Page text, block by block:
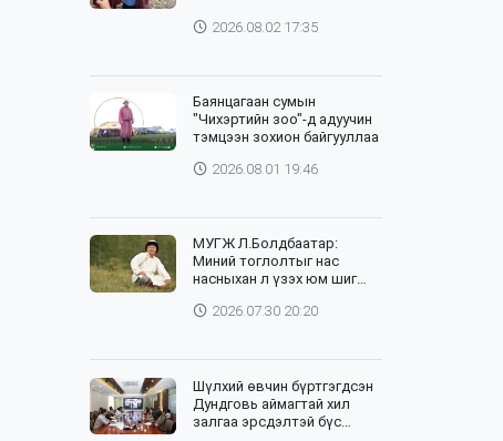
2026.08.02 17:35
Баянцагаан сумын
"Чихэртийн зоо"-д адуучин
тэмцээн зохион байгууллаа
2026.08.01 19:46
МУГЖ Л.Болдбаатар:
Миний тоглолтыг нас
насныхан л үзэх юм шиг
2026.07.30 20:20
Шүлхий өвчин бүртгэгдсэн
Дундговь аймагтай хил
залгаа эрсдэлтэй бүс